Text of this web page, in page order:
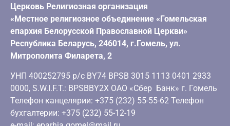
Церковь Религиозная организация
«Местное религиозное объединение «Гомельская
епархия Белорусской Православной Церкви»
Республика Беларусь, 246014, г.Гомель, ул.
Митрополита Филарета, 2
УНП 400252795 р/с BY74 BPSB 3015 1113 0401 2933
0000, S.W.I.F.T.: BPSBBY2X ОАО «Сбер Банк» г. Гомель
Телефон канцелярии: +375 (232) 55-55-62 Телефон
бухгалтерии: +375 (232) 55-12-19